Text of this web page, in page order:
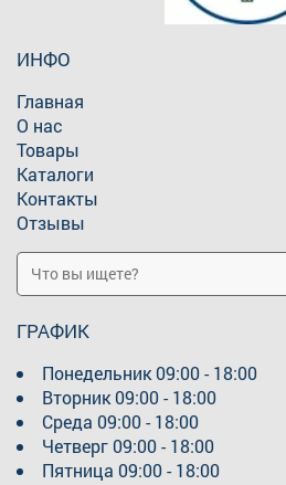
ИНФО
Главная
О нас
Товары
Каталоги
Контакты
Отзывы
ГРАФИК
Понедельник09:00 - 18:00
Вторник09:00 - 18:00
Среда 09:00 - 18:00
Четверг09:00 - 18:00
Пятница 09:00 - 18:00